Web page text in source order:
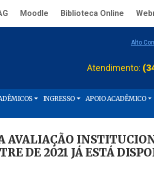
Moodle Biblioteca Online
Alto
Atendimento:
INGRESSO APOIO ACADÊMICO
AVALIAÇÃO
DE 2021 JÁ ESTÁ